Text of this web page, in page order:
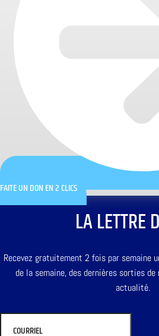
FAITE UN DON EN 2 CLICS
LA LETTRE
Recevez gratuitement 2 fois par semaine
de la semaine, des dernières sorties
actualité.